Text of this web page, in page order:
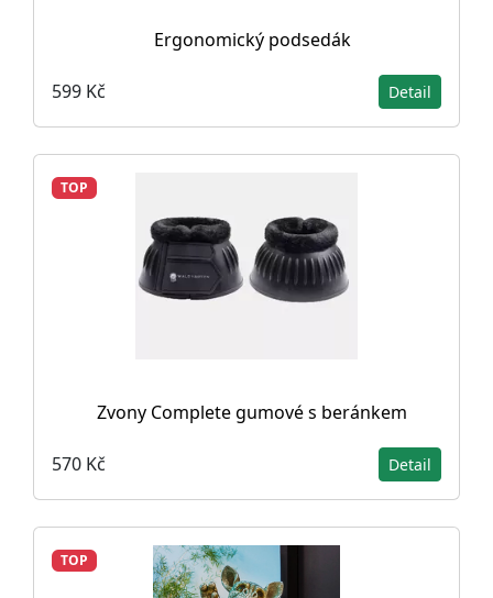
Ergonomický podsedák
599 Kč Detail
TOP
Zvony Complete gumové s beránkem
570 Kč Detail
TOP